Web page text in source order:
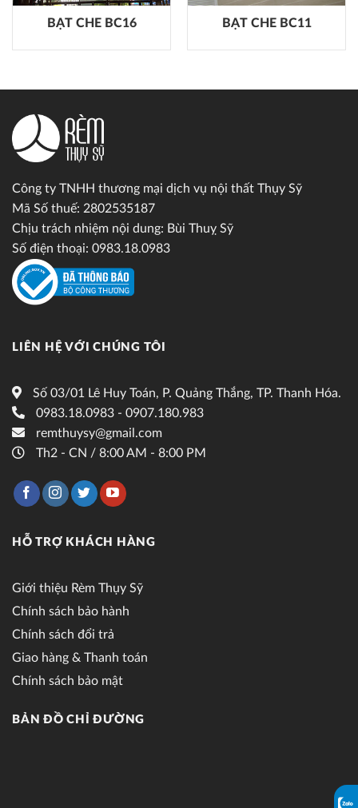
BẠT CHE BC16 BẠT CHE BC11
Công ty TNHH thương mại dịch vụ nội thất Thụy Sỹ
Mã Số thuế: 2802535187
Chịu trách nhiệm nội dung: Bùi Thuỵ Sỹ
Số điện thoại: 0983.18.0983
LIÊN HỆ VỚI CHÚNG TÔI
Số 03/01 Lê Huy Toán, P. Quảng Thắng, TP. Thanh Hóa.
0983.18.0983 - 0907.180.983
remthuysy@gmail.com
Th2 - CN / 8:00 AM - 8:00 PM
HỖ TRỢ KHÁCH HÀNG
Giới thiệu Rèm Thụy Sỹ
Chính sách bảo hành
Chính sách đổi trả
Giao hàng & Thanh toán
Chính sách bảo mật
BẢN ĐỒ CHỈ ĐƯỜNG